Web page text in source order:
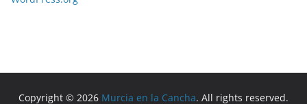
Copyright © 2026 Murcia en la Cancha. All rights reserved.